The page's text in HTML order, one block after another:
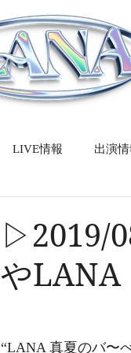
LIVE情報 出演
▷2019/
やLANA
“LANA 真夏のバ〜